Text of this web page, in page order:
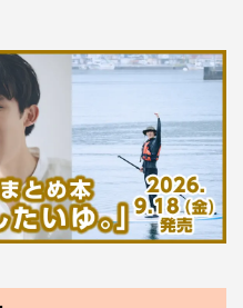
大奥の中で、鎖国から開
期に日本の将来を考えなが
職ですが、力み過ぎずどこ